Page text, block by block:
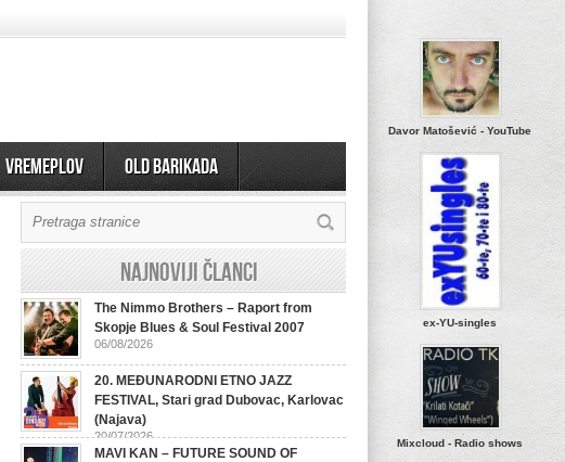
Vremeplov OLD BARIKADA
Davor Matošević - YouTube
ex-YU-singles
Mixcloud - Radio shows
Najnoviji članci
The Nimmo Brothers – Raport from
Skopje Blues & Soul Festival 2007
06/08/2026
20. MEĐUNARODNI ETNO JAZZ
FESTIVAL, Stari grad Dubovac, Karlovac
(Najava)
20/07/2026
MAVI KAN – FUTURE SOUND OF